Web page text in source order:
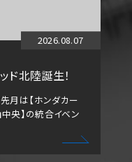
2026.08.07
ド北陸誕生！
月は【ホンダカー
央】の統合イベン